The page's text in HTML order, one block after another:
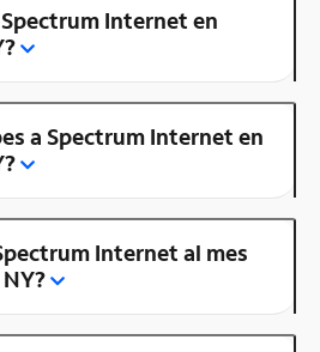
Internet en
a Spectrum Internet en
Internet al mes